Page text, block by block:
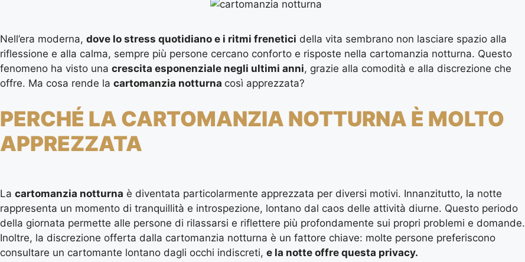
Nell’era moderna, dove lo stress quotidiano e i ritmi frenetici della vita sembrano non lasciare spazio alla
riflessione e alla calma, sempre più persone cercano conforto e risposte nella cartomanzia notturna. Questo
fenomeno ha visto una crescita esponenziale negli ultimi anni, grazie alla comodità e alla discrezione che
offre. Ma cosa rende la cartomanzia notturna così apprezzata?
PERCHÉ LA CARTOMANZIA NOTTURNA È MOLTO
APPREZZATA
La cartomanzia notturna è diventata particolarmente apprezzata per diversi motivi. Innanzitutto, la notte
rappresenta un momento di tranquillità e introspezione, lontano dal caos delle attività diurne. Questo periodo
della giornata permette alle persone di rilassarsi e riflettere più profondamente sui propri problemi e domande.
Inoltre, la discrezione offerta dalla cartomanzia notturna è un fattore chiave: molte persone preferiscono
consultare un cartomante lontano dagli occhi indiscreti, e la notte offre questa privacy.